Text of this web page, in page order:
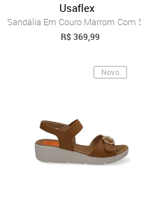
Usaflex
R$ 369,99
Novo